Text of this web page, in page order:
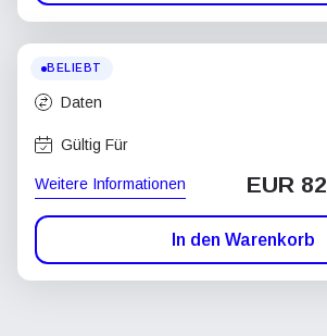
BELIEBT
Daten
Gültig Für
Weitere Informationen EUR 82
In den Warenkorb